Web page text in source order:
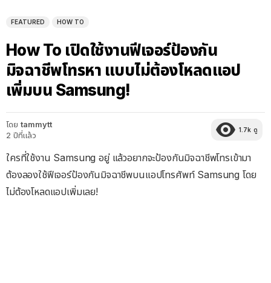
FEATURED HOW TO
How To เปิดใช้งานฟีเจอร์ป้องกัน
มิจฉาชีพโทรหา แบบไม่ต้องโหลดแอป
เพิ่มบน Samsung!
โดย tammytt
2 ปีที่แล้ว
1.7k ดู
ใครที่ใช้งาน Samsung อยู่ แล้วอยากจะป้องกันมิจฉาชีพโทรเข้ามา
ต้องลองใช้ฟีเจอร์ป้องกันมิจฉาชีพบนแอปโทรศัพท์ Samsung โดย
ไม่ต้องโหลดแอปเพิ่มเลย!